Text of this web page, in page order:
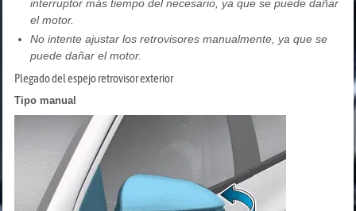
interruptor más tiempo del necesario, ya que se puede dañar
el motor.
No intente ajustar los retrovisores manualmente, ya que se
puede dañar el motor.
Plegado del espejo retrovisor exterior
Tipo manual